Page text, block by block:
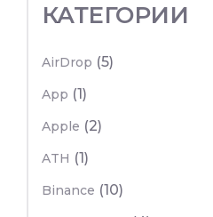
КАТЕГОРИИ
AirDrop (5)
App (1)
Apple (2)
ATH (1)
Binance (10)